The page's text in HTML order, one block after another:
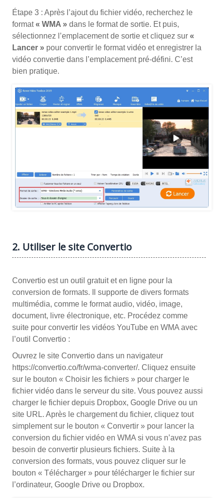
Étape 3 : Après l’ajout du fichier vidéo, recherchez le
format« WMA » dans le format de sortie. Et puis,
sélectionnez l’emplacement de sortie et cliquez sur «
Lancer » pour convertir le format vidéo et enregistrer la
vidéo convertie dans l’emplacement pré-défini. C’est
bien pratique.
2. Utiliser le site Convertio
Convertio est un outil gratuit et en ligne pour la
conversion de formats. Il supporte de divers formats
multimédia, comme le format audio, vidéo, image,
document, livre électronique, etc. Procédez comme
suite pour convertir les vidéos YouTube en WMA avec
l’outil Convertio :
Ouvrez le site Convertio dans un navigateur
https://convertio.co/fr/wma-converter/. Cliquez ensuite
sur le bouton « Choisir les fichiers » pour charger le
fichier vidéo dans le serveur du site. Vous pouvez aussi
charger le fichier depuis Dropbox, Google Drive ou un
site URL. Après le chargement du fichier, cliquez tout
simplement sur le bouton « Convertir » pour lancer la
conversion du fichier vidéo en WMA si vous n’avez pas
besoin de convertir plusieurs fichiers. Suite à la
conversion des formats, vous pouvez cliquer sur le
bouton « Télécharger » pour télécharger le fichier sur
l’ordinateur, Google Drive ou Dropbox.